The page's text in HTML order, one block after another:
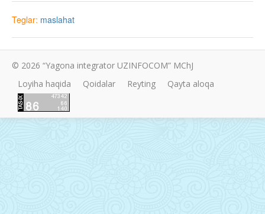
Teglar: maslahat
© 2026 “Yagona integrator UZINFOCOM” MChJ
Loyiha haqida
Qoidalar Reyting Qayta aloqa